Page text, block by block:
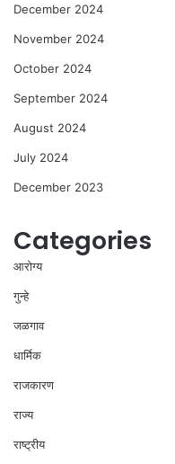
December 2024
November 2024
October 2024
September 2024
August 2024
July 2024
December 2023
Categories
आरोग्य
गुन्हे
जळगाव
धार्मिक
राजकारण
राज्य
राष्ट्रीय